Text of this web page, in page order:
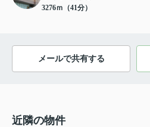
3276ｍ（41分）
メールで共有する
近隣の物件